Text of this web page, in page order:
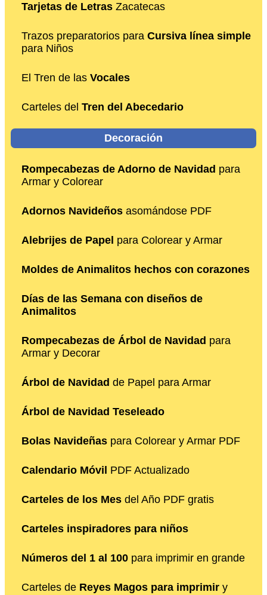
Tarjetas de Letras Zacatecas
Trazos preparatorios para Cursiva línea simple
para Niños
El Tren de las Vocales
Carteles del Tren del Abecedario
Decoración
Rompecabezas de Adorno de Navidad para
Armar y Colorear
Adornos Navideños asomándose PDF
Alebrijes de Papel para Colorear y Armar
Moldes de Animalitos hechos con corazones
Días de las Semana con diseños de
Animalitos
Rompecabezas de Árbol de Navidad para
Armar y Decorar
Árbol de Navidad de Papel para Armar
Árbol de Navidad Teseleado
Bolas Navideñas para Colorear y Armar PDF
Calendario Móvil PDF Actualizado
Carteles de los Mes del Año PDF gratis
Carteles inspiradores para niños
Números del 1 al 100 para imprimir en grande
Carteles de Reyes Magos para imprimir y